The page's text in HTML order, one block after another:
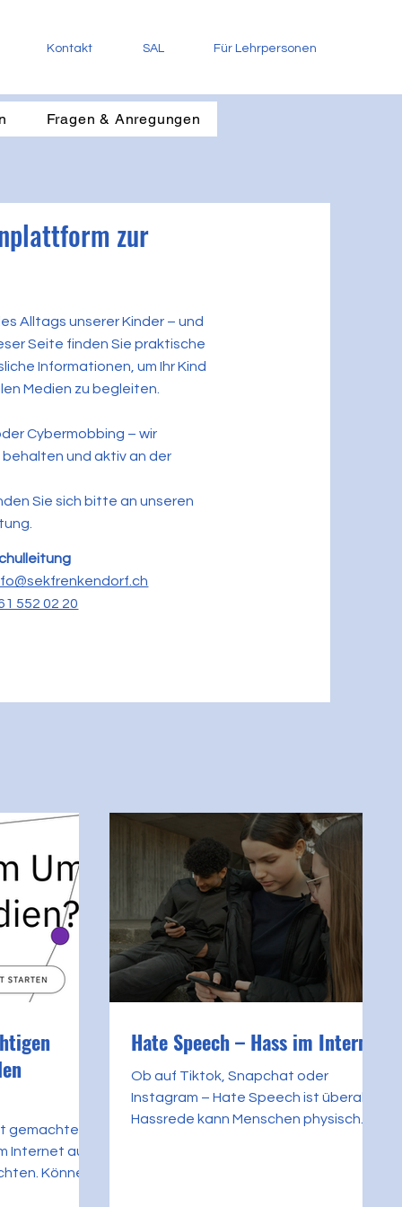
Kontakt SAL Für Lehrpersonen
Fragen & Anregungen
zur
Alltags unserer Kinder – und
Seite finden Sie praktische
Informationen, um Ihr Kind
Medien zu begleiten.
Cybermobbing – wir
und aktiv an der
Sie sich bitte an unseren
552 02 20
gemachten
Internet auch
Können
Hate Speech – Hass im Internet
Ob auf Tiktok, Snapchat oder
Instagram – Hate Speech ist überall.
Hassrede kann Menschen physisch